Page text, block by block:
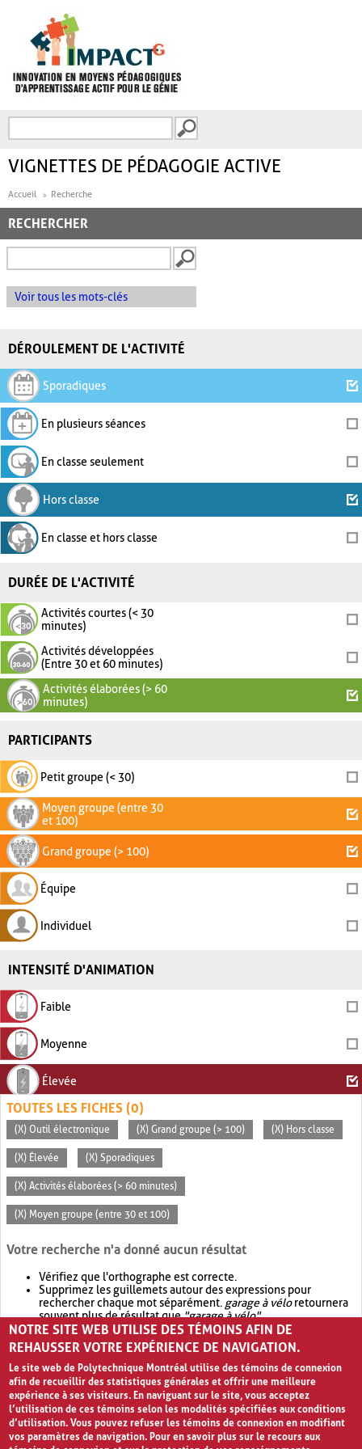
FORMULAIRE DE
VIGNETTES DE PÉDAGOGIE ACTIVE
Accueil Recherche
RECHERCHER
Voir tous les mots-clés
DÉROULEMENT DE L'ACTIVITÉ
Sporadiques
En plusieurs séances
En classe seulement
Hors classe
En classe et hors classe
DURÉE DE L'ACTIVITÉ
Activités courtes (< 30
minutes)
Activités développées
(Entre 30 et 60 minutes)
Activités élaborées (> 60
minutes)
PARTICIPANTS
Petit groupe (< 30)
Moyen groupe (entre 30
et 100)
Grand groupe (> 100)
Équipe
Individuel
INTENSITÉ D'ANIMATION
Faible
Moyenne
Élevée
TOUTES LES FICHES (0)
(X) Outil électronique (X) Grand groupe (> 100) (X) Hors classe
(X) Élevée (X) Sporadiques
(X) Activités élaborées (> 60 minutes)
(X) Moyen groupe (entre 30 et 100)
Votre recherche n'a donné aucun résultat
Vérifiez que l'orthographe est correcte.
Supprimez les guillemets autour des expressions pour
rechercher chaque mot séparément. garage à véloretournera
souvent plus de résultat que"garage à vélo".
Envisagez d'élargir votre recherche avec OR.garage OR vélo
retournera souvent plus de résultat quegarage à vélo
NOTRE SITE WEB UTILISE DES TÉMOINS AFIN DE
REHAUSSER VOTRE EXPÉRIENCE DE NAVIGATION.
Le site web de Polytechnique Montréal utilise des témoins de connexion
afin de recueillir des statistiques générales et offrir une meilleure
expérience à ses visiteurs. En naviguant sur le site, vous acceptez
l’utilisation de ces témoins selon les modalités spécifiées aux conditions
d’utilisation. Vous pouvez refuser les témoins de connexion en modifiant
vos paramètres de navigation. Pour en savoir plus sur le recours aux